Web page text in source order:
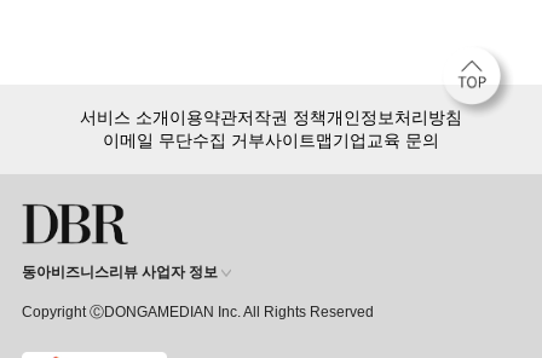
서비스 소개이용약관저작권 정책개인정보처리방침
이메일 무단수집 거부사이트맵기업교육 문의
동아비즈니스리뷰 사업자 정보
Copyright ⒸDONGAMEDIAN Inc. All Rights Reserved